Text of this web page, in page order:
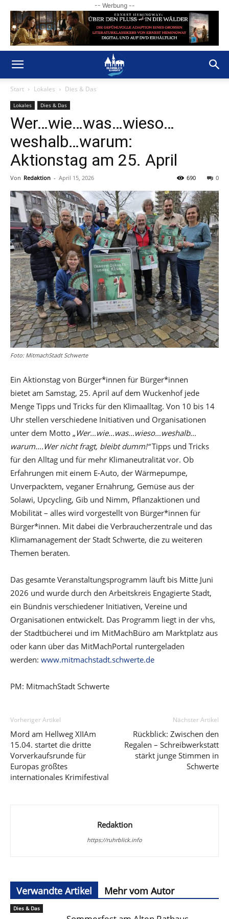
-- Werbung --
Start Lokales Dies & Das
Lokales Dies & Das
Wer…wie…was…wieso…
weshalb…warum:
Aktionstag am 25. April
Von Redaktion - April 15, 2026 0
690
Foto: MitmachStadt Schwerte
Ein Aktionstag von Bürger*innen für Bürger*innen
bietet am Samstag, 25. April auf dem Wuckenhof jede
Menge Tipps und Tricks für den Klimaalltag. Von 10 bis 14
Uhr stellen verschiedene Initiativen und Organisationen
unter dem Motto „Wer…wie…was…wieso…weshalb…
warum….Wer nicht fragt, bleibt dumm!“Tipps und Tricks
für den Alltag und für mehr Klimaneutralität vor. Ob
Erfahrungen mit einem E-Auto, der Wärmepumpe,
Unverpacktem, veganer Ernährung, Gemüse aus der
Solawi, Upcycling, Gib und Nimm, Pflanzaktionen und
Mobilität – alles wird vorgestellt von Bürger*innen für
Bürger*innen. Mit dabei die Verbraucherzentrale und das
Klimamanagement der Stadt Schwerte, die zu weiteren
Themen beraten.
Das gesamte Veranstaltungsprogramm läuft bis Mitte Juni
2026 und wurde durch den Arbeitskreis Engagierte Stadt,
ein Bündnis verschiedener Initiativen, Vereine und
Organisationen entwickelt. Das Programm liegt in der vhs,
der Stadtbücherei und im MitMachBüro am Marktplatz aus
oder kann über das MitMachPortal runtergeladen
werden: www.mitmachstadt.schwerte.de
PM: MitmachStadt Schwerte
Vorheriger Artikel
Mord am Hellweg XIIAm
15.04. startet die dritte
Vorverkaufsrunde für
Europas größtes
internationales Krimifestival
Nächster Artikel
Rückblick: Zwischen den
Regalen – Schreibwerkstatt
stärkt junge Stimmen in
Schwerte
Redaktion
https://ruhrblick.info
Verwandte Artikel Mehr vom Autor
Dies & Das